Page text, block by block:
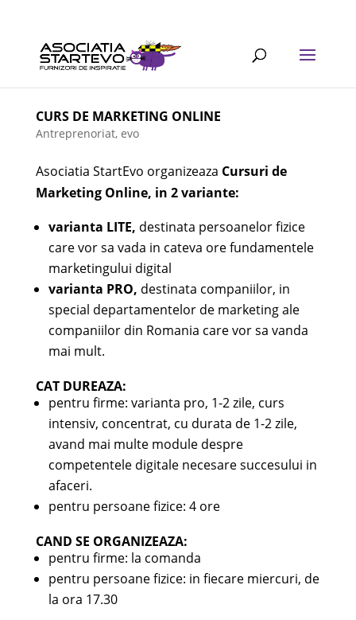
CURS DE MARKETING ONLINE
Antreprenoriat, evo
Asociatia StartEvo organizeaza Cursuri de
Marketing Online, in 2 variante:
varianta LITE, destinata persoanelor fizice
care vor sa vada in cateva ore fundamentele
marketingului digital
varianta PRO, destinata companiilor, in
special departamentelor de marketing ale
companiilor din Romania care vor sa vanda
mai mult.
CAT DUREAZA:
pentru firme: varianta pro, 1-2 zile, curs
intensiv, concentrat, cu durata de 1-2 zile,
avand mai multe module despre
competentele digitale necesare succesului in
afaceri.
pentru persoane fizice: 4 ore
CAND SE ORGANIZEAZA:
pentru firme: la comanda
pentru persoane fizice: in fiecare miercuri, de
la ora 17.30